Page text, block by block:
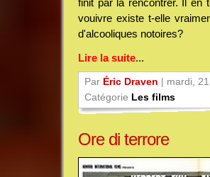
vouivre existe t-elle
d'alcooliques notoires?
Lire la suite...
Par Éric Draven | mardi,
Catégorie Les films
Ore di terrore